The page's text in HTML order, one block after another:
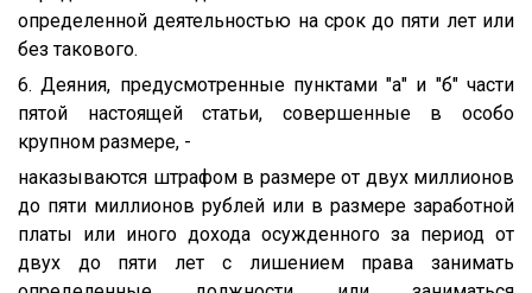
определенной деятельностью на срок до пяти лет или
без такового.
6. Деяния, предусмотренные пунктами "а" и "б" части
пятой настоящей статьи, совершенные в особо
крупном размере, -
наказываются штрафом в размере от двух миллионов
до пяти миллионов рублей или в размере заработной
платы или иного дохода осужденного за период от
двух до пяти лет с лишением права занимать